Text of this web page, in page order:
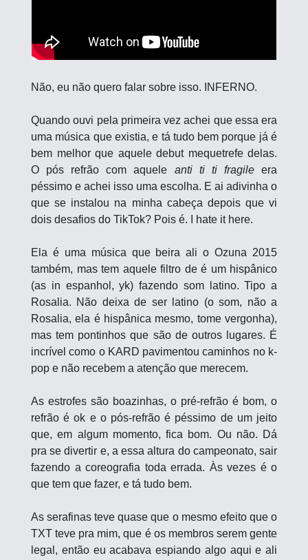
Não, eu não quero falar sobre isso. INFERNO.
Quando ouvi pela primeira vez achei que essa era
uma música que existia, e tá tudo bem porque já é
bem melhor que aquele debut mequetrefe delas.
O pós refrão com aquele anti ti ti fragile era
péssimo e achei isso uma escolha. E ai adivinha o
que se instalou na minha cabeça depois que vi
dois desafios do TikTok? Pois é. I hate it here.
Ela é uma música que beira ali o Ozuna 2015
também, mas tem aquele filtro de é um hispânico
(as in espanhol, yk) fazendo som latino. Tipo a
Rosalia. Não deixa de ser latino (o som, não a
Rosalia, ela é hispânica mesmo, tome vergonha),
mas tem pontinhos que são de outros lugares. É
incrível como o KARD pavimentou caminhos no k-
pop e não recebem a atenção que merecem.
As estrofes são boazinhas, o pré-refrão é bom, o
refrão é ok e o pós-refrão é péssimo de um jeito
que, em algum momento, fica bom. Ou não. Dá
pra se divertir e, a essa altura do campeonato, sair
fazendo a coreografia toda errada. Às vezes é o
que tem que fazer, e tá tudo bem.
As serafinas teve quase que o mesmo efeito que o
TXT teve pra mim, que é os membros serem gente
legal, então eu acabava espiando algo aqui e ali